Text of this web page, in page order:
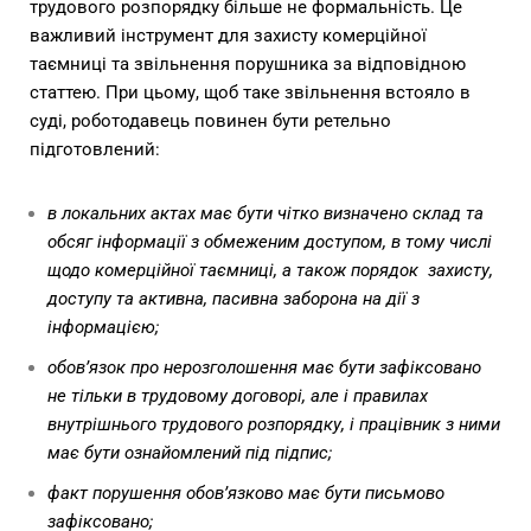
трудового розпорядку більше не формальність. Це
важливий інструмент для захисту комерційної
таємниці та звільнення порушника за відповідною
статтею. При цьому, щоб таке звільнення встояло в
суді, роботодавець повинен бути ретельно
підготовлений:
в локальних актах має бути чітко визначено склад та
обсяг інформації з обмеженим доступом, в тому числі
щодо комерційної таємниці, а також порядок захисту,
доступу та активна, пасивна заборона на дії з
інформацією;
обов’язок про нерозголошення має бути зафіксовано
не тільки в трудовому договорі, але і правилах
внутрішнього трудового розпорядку, і працівник з ними
має бути ознайомлений під підпис;
факт порушення обов’язково має бути письмово
зафіксовано;